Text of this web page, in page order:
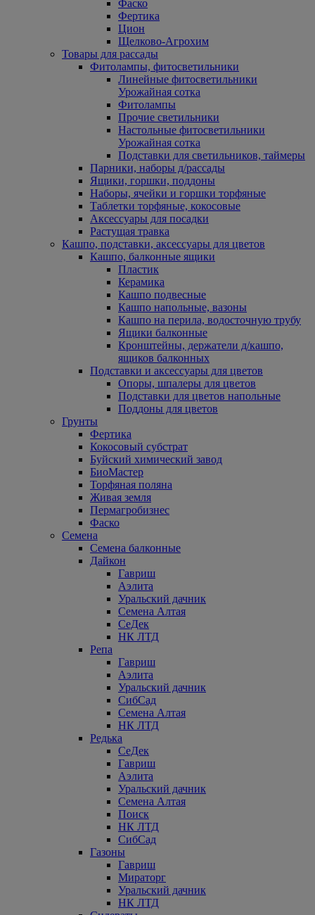
Фаско
Фертика
Цион
Щелково-Агрохим
Товары для рассады
Фитолампы, фитосветильники
Линейные фитосветильники
Урожайная сотка
Фитолампы
Прочие светильники
Настольные фитосветильники
Урожайная сотка
Подставки для светильников, таймеры
Парники, наборы д/рассады
Ящики, горшки, поддоны
Наборы, ячейки и горшки торфяные
Таблетки торфяные, кокосовые
Аксессуары для посадки
Растущая травка
Кашпо, подставки, аксессуары для цветов
Кашпо, балконные ящики
Пластик
Керамика
Кашпо подвесные
Кашпо напольные, вазоны
Кашпо на перила, водосточную трубу
Ящики балконные
Кронштейны, держатели д/кашпо,
ящиков балконных
Подставки и аксессуары для цветов
Опоры, шпалеры для цветов
Подставки для цветов напольные
Поддоны для цветов
Грунты
Фертика
Кокосовый субстрат
Буйский химический завод
БиоМастер
Торфяная поляна
Живая земля
Пермагробизнес
Фаско
Семена
Семена балконные
Дайкон
Гавриш
Аэлита
Уральский дачник
Семена Алтая
СеДек
НК ЛТД
Репа
Гавриш
Аэлита
Уральский дачник
СибСад
Семена Алтая
НК ЛТД
Редька
СеДек
Гавриш
Аэлита
Уральский дачник
Семена Алтая
Поиск
НК ЛТД
СибСад
Газоны
Гавриш
Мираторг
Уральский дачник
НК ЛТД